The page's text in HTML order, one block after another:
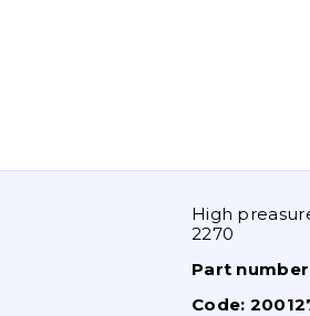
High
2270
Part
Code: